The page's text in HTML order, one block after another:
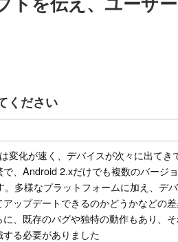
ください
変化が速く、デバイスが次々に出てき
、Android 2.xだけでも複数のバージ
多様なプラットフォームに加え、デ
ップデートできるのかどうかなどの
、既存のバグや独特の動作もあり、
る必要がありました